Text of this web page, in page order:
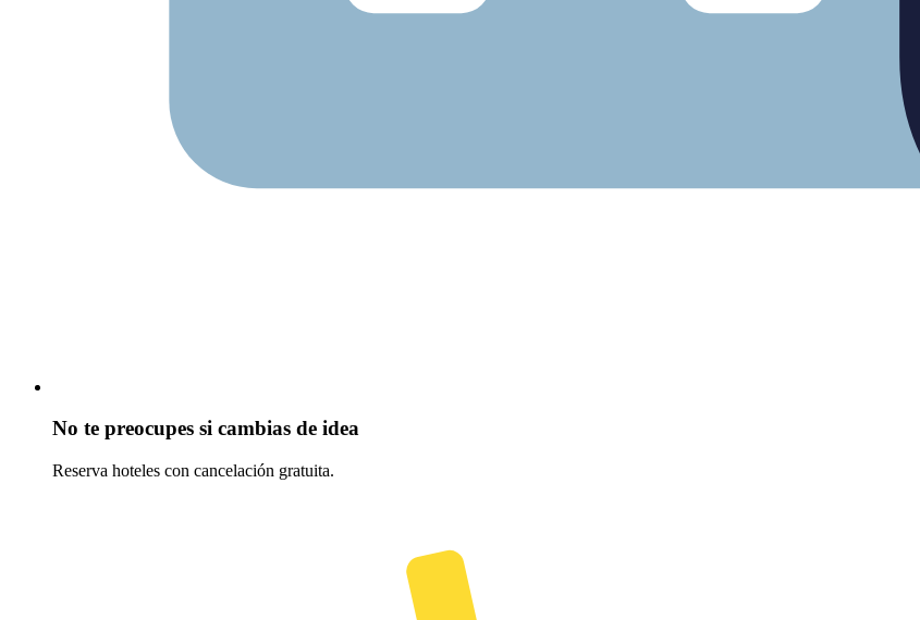
No te preocupes si cambias de idea
Reserva hoteles con cancelación gratuita.